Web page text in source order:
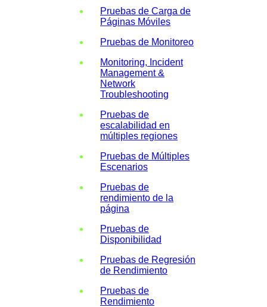
Pruebas de Carga de
Páginas Móviles
Pruebas de Monitoreo
Monitoring, Incident
Management &
Network
Troubleshooting
Pruebas de
escalabilidad en
múltiples regiones
Pruebas de Múltiples
Escenarios
Pruebas de
rendimiento de la
página
Pruebas de
Disponibilidad
Pruebas de Regresión
de Rendimiento
Pruebas de
Rendimiento